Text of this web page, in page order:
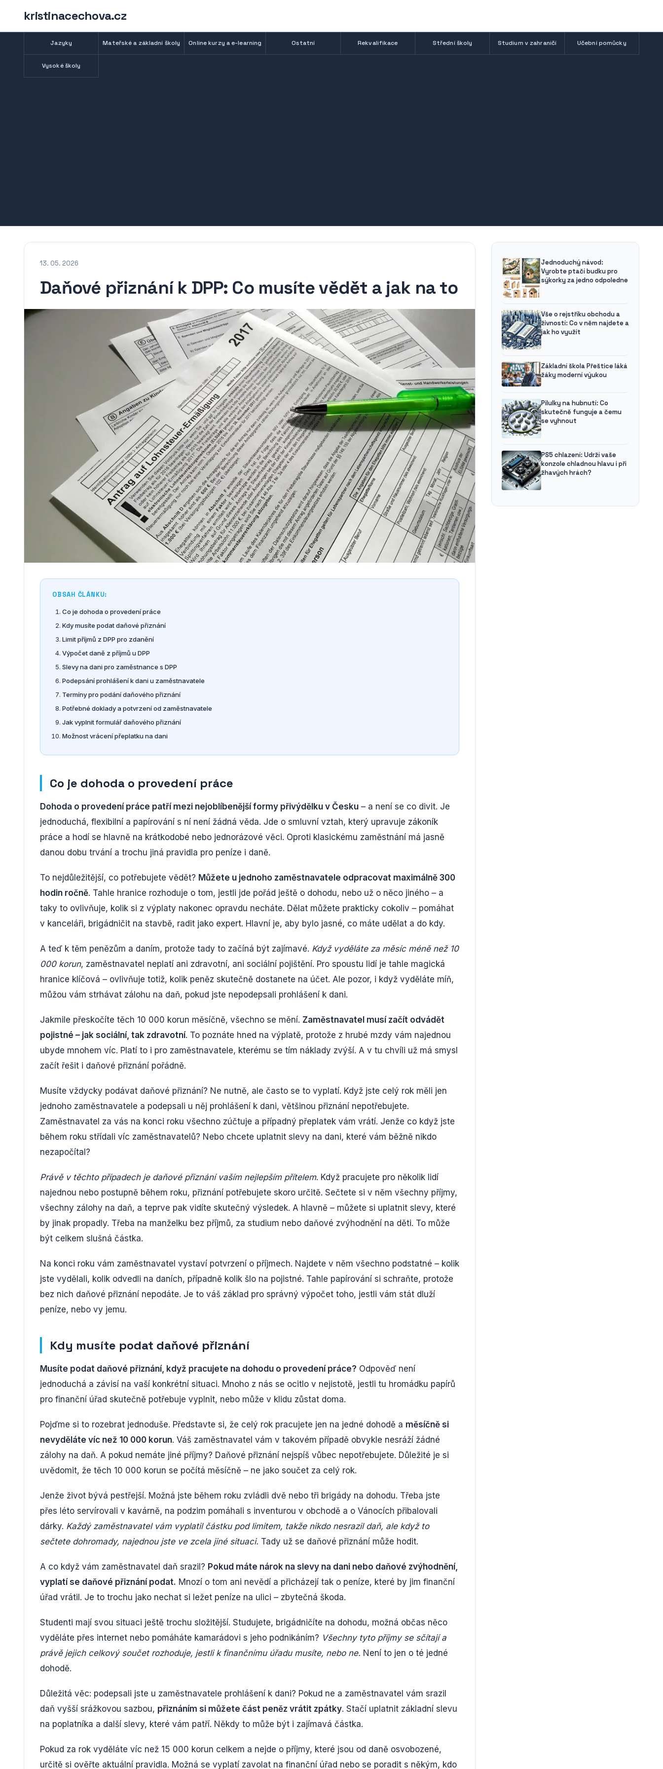
kristinacechova.cz
Jazyky Mateřské a základní školy Online kurzy a e-learning Ostatní Rekvalifikace Střední školy Studium v zahraničí Učební pomůcky
Vysoké školy
13. 05. 2026
Daňové přiznání k DPP: Co musíte vědět a jak na to
OBSAH ČLÁNKU:
Co je dohoda o provedení práce
Kdy musíte podat daňové přiznání
Limit příjmů z DPP pro zdanění
Výpočet daně z příjmů u DPP
Slevy na dani pro zaměstnance s DPP
Podepsání prohlášení k dani u zaměstnavatele
Termíny pro podání daňového přiznání
Potřebné doklady a potvrzení od zaměstnavatele
Jak vyplnit formulář daňového přiznání
Možnost vrácení přeplatku na dani
Co je dohoda o provedení práce
Dohoda o provedení práce patří mezi nejoblíbenější formy přivýdělku v Česku – a není se co divit. Je
jednoduchá, flexibilní a papírování s ní není žádná věda. Jde o smluvní vztah, který upravuje zákoník
práce a hodí se hlavně na krátkodobé nebo jednorázové věci. Oproti klasickému zaměstnání má jasně
danou dobu trvání a trochu jiná pravidla pro peníze i daně.
To nejdůležitější, co potřebujete vědět? Můžete u jednoho zaměstnavatele odpracovat maximálně 300
hodin ročně. Tahle hranice rozhoduje o tom, jestli jde pořád ještě o dohodu, nebo už o něco jiného – a
taky to ovlivňuje, kolik si z výplaty nakonec opravdu necháte. Dělat můžete prakticky cokoliv – pomáhat
v kanceláři, brigádničit na stavbě, radit jako expert. Hlavní je, aby bylo jasné, co máte udělat a do kdy.
A teď k těm penězům a daním, protože tady to začíná být zajímavé. Když vyděláte za měsíc méně než 10
000 korun, zaměstnavatel neplatí ani zdravotní, ani sociální pojištění. Pro spoustu lidí je tahle magická
hranice klíčová – ovlivňuje totiž, kolik peněz skutečně dostanete na účet. Ale pozor, i když vyděláte míň,
můžou vám strhávat zálohu na daň, pokud jste nepodepsali prohlášení k dani.
Jakmile přeskočíte těch 10 000 korun měsíčně, všechno se mění. Zaměstnavatel musí začít odvádět
pojistné – jak sociální, tak zdravotní. To poznáte hned na výplatě, protože z hrubé mzdy vám najednou
ubyde mnohem víc. Platí to i pro zaměstnavatele, kterému se tím náklady zvýší. A v tu chvíli už má smysl
začít řešit i daňové přiznání pořádně.
Musíte vždycky podávat daňové přiznání? Ne nutně, ale často se to vyplatí. Když jste celý rok měli jen
jednoho zaměstnavatele a podepsali u něj prohlášení k dani, většinou přiznání nepotřebujete.
Zaměstnavatel za vás na konci roku všechno zúčtuje a případný přeplatek vám vrátí. Jenže co když jste
během roku střídali víc zaměstnavatelů? Nebo chcete uplatnit slevy na dani, které vám běžně nikdo
nezapočítal?
Právě v těchto případech je daňové přiznání vaším nejlepším přítelem. Když pracujete pro několik lidí
najednou nebo postupně během roku, přiznání potřebujete skoro určitě. Sečtete si v něm všechny příjmy,
všechny zálohy na daň, a teprve pak vidíte skutečný výsledek. A hlavně – můžete si uplatnit slevy, které
by jinak propadly. Třeba na manželku bez příjmů, za studium nebo daňové zvýhodnění na děti. To může
být celkem slušná částka.
Na konci roku vám zaměstnavatel vystaví potvrzení o příjmech. Najdete v něm všechno podstatné – kolik
jste vydělali, kolik odvedli na daních, případně kolik šlo na pojistné. Tahle papírování si schraňte, protože
bez nich daňové přiznání nepodáte. Je to váš základ pro správný výpočet toho, jestli vám stát dluží
peníze, nebo vy jemu.
Kdy musíte podat daňové přiznání
Musíte podat daňové přiznání, když pracujete na dohodu o provedení práce? Odpověď není
jednoduchá a závisí na vaší konkrétní situaci. Mnoho z nás se ocitlo v nejistotě, jestli tu hromádku papírů
pro finanční úřad skutečně potřebuje vyplnit, nebo může v klidu zůstat doma.
Pojďme si to rozebrat jednoduše. Představte si, že celý rok pracujete jen na jedné dohodě a měsíčně si
nevyděláte víc než 10 000 korun. Váš zaměstnavatel vám v takovém případě obvykle nesráží žádné
zálohy na daň. A pokud nemáte jiné příjmy? Daňové přiznání nejspíš vůbec nepotřebujete. Důležité je si
uvědomit, že těch 10 000 korun se počítá měsíčně – ne jako součet za celý rok.
Jenže život bývá pestřejší. Možná jste během roku zvládli dvě nebo tři brigády na dohodu. Třeba jste
přes léto servírovali v kavárně, na podzim pomáhali s inventurou v obchodě a o Vánocích přibalovali
dárky. Každý zaměstnavatel vám vyplatil částku pod limitem, takže nikdo nesrazil daň, ale když to
sečtete dohromady, najednou jste ve zcela jiné situaci. Tady už se daňové přiznání může hodit.
A co když vám zaměstnavatel daň srazil? Pokud máte nárok na slevy na dani nebo daňové zvýhodnění,
vyplatí se daňové přiznání podat. Mnozí o tom ani nevědí a přicházejí tak o peníze, které by jim finanční
úřad vrátil. Je to trochu jako nechat si ležet peníze na ulici – zbytečná škoda.
Studenti mají svou situaci ještě trochu složitější. Studujete, brigádničíte na dohodu, možná občas něco
vyděláte přes internet nebo pomáháte kamarádovi s jeho podnikáním? Všechny tyto příjmy se sčítají a
právě jejich celkový součet rozhoduje, jestli k finančnímu úřadu musíte, nebo ne. Není to jen o té jedné
dohodě.
Důležitá věc: podepsali jste u zaměstnavatele prohlášení k dani? Pokud ne a zaměstnavatel vám srazil
daň vyšší srážkovou sazbou, přiznáním si můžete část peněz vrátit zpátky. Stačí uplatnit základní slevu
na poplatníka a další slevy, které vám patří. Někdy to může být i zajímavá částka.
Pokud za rok vyděláte víc než 15 000 korun celkem a nejde o příjmy, které jsou od daně osvobozené,
určitě si ověřte aktuální pravidla. Možná se vyplatí zavolat na finanční úřad nebo se poradit s někým, kdo
Jednoduchý návod:
Vyrobte ptačí budku pro
sýkorky za jedno odpoledne
Vše o rejstříku obchodu a
živností: Co v něm najdete a
jak ho využít
Základní škola Přeštice láká
žáky moderní výukou
Pilulky na hubnutí: Co
skutečně funguje a čemu
se vyhnout
PS5 chlazení: Udrží vaše
konzole chladnou hlavu i při
žhavých hrách?